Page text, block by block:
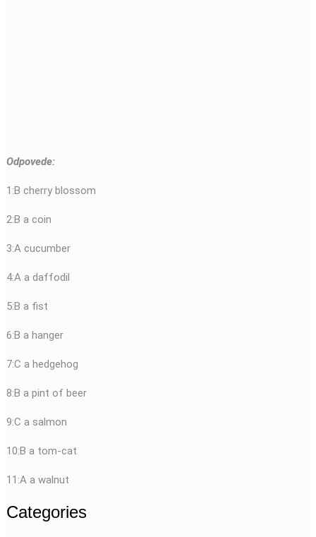
Odpovede:
1:B cherry blossom
2:B a coin
3:A cucumber
4:A a daffodil
5:B a fist
6:B a hanger
7:C a hedgehog
8:B a pint of beer
9:C a salmon
10:B a tom-cat
11:A a walnut
Categories